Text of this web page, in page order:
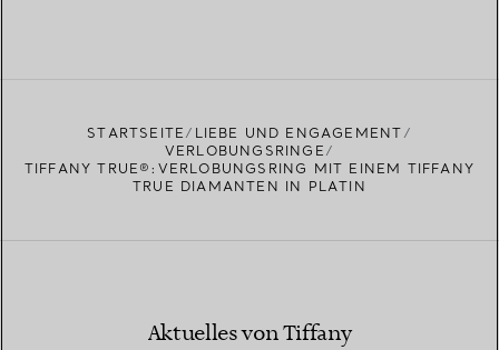
STARTSEITE
LIEBE UND ENGAGEMENT
VERLOBUNGSRINGE
TIFFANY TRUE®:VERLOBUNGSRING MIT EINEM TIFFANY
TRUE DIAMANTEN IN PLATIN
Aktuelles von Tiffany